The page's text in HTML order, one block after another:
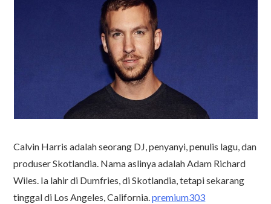
Calvin Harris adalah seorang DJ, penyanyi, penulis lagu, dan
produser Skotlandia. Nama aslinya adalah Adam Richard
Wiles. Ia lahir di Dumfries, di Skotlandia, tetapi sekarang
tinggal di Los Angeles, California.premium303